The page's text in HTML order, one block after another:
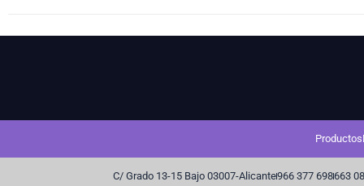
Productos
C/ Grado 13-15 Bajo 03007-Alicante966 377 698663